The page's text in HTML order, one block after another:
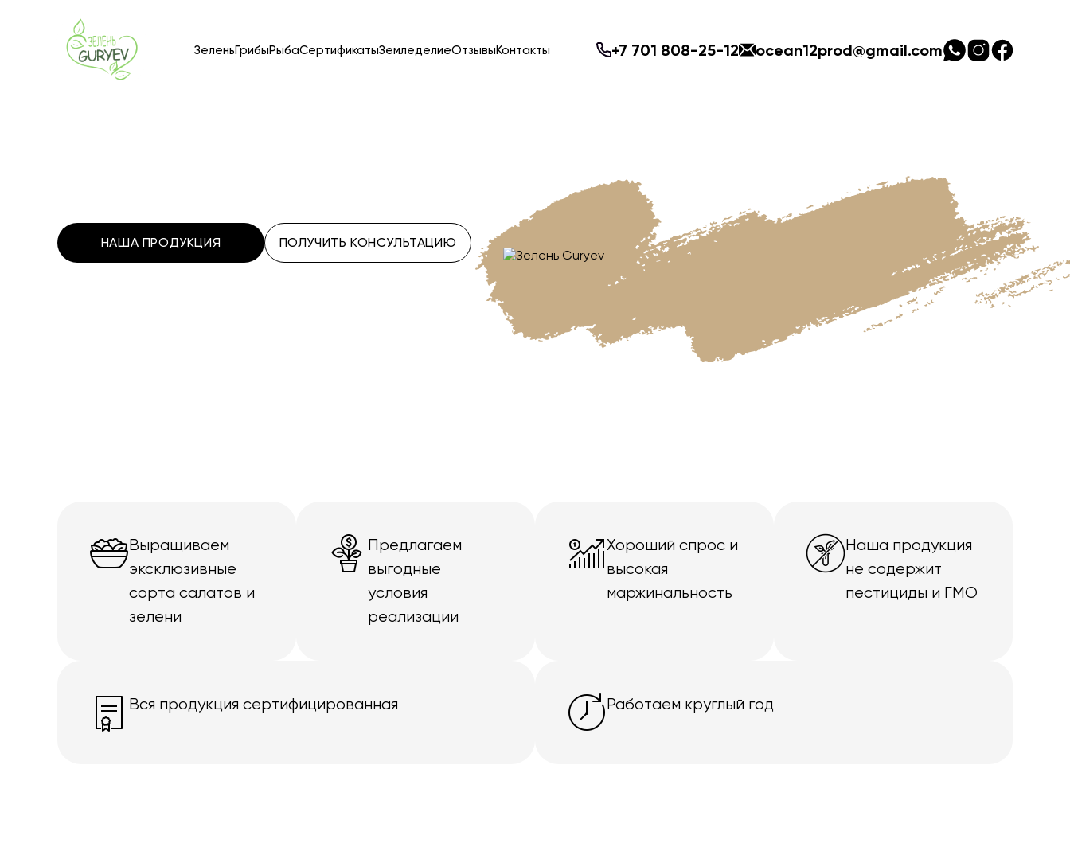
ЗеленьГрибыРыбаСертификатыЗемледелиеОтзывыКонтакты +7 701 808-25-12 ocean12prod@gmail.com
НАША ПРОДУКЦИЯ ПОЛУЧИТЬ КОНСУЛЬТАЦИЮ
Выращиваем
эксклюзивные
сорта салатов и
зелени
Предлагаем
выгодные
условия
реализации
Хороший спрос и
высокая
маржинальность
Наша продукция
не содержит
пестициды и ГМО
Вся продукция сертифицированная Работаем круглый год